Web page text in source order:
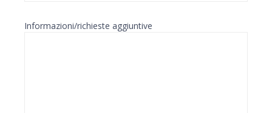
Informazioni/richieste aggiuntive